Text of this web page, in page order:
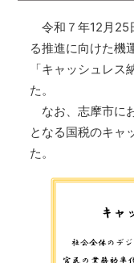
令和７年12月25
る推進に向けた機
「キャッシュレ
た。
なお、志摩市に
となる国税のキャ
た。